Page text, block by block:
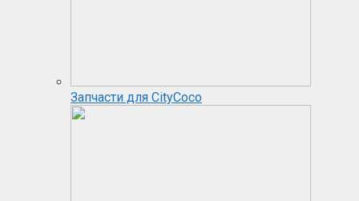
Запчасти для CityCoco